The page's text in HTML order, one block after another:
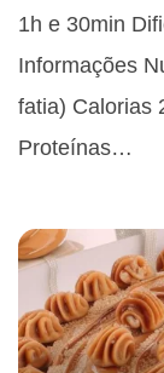
1h e 30min
Informações
fatia) Calorias
Proteínas…